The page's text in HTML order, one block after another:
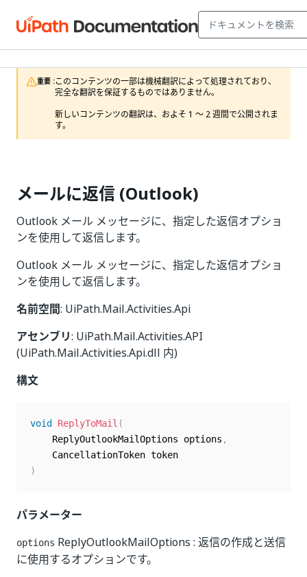
重要 :このコンテンツの一部は機械翻訳によって処理されており、
完全な翻訳を保証するものではありません。
新しいコンテンツの翻訳は、およそ 1 ～ 2 週間で公開されま
す。
メールに返信 (Outlook)
Outlook メール メッセージに、指定した返信オプショ
ンを使用して返信します。
Outlook メール メッセージに、指定した返信オプショ
ンを使用して返信します。
名前空間: UiPath.Mail.Activities.Api
アセンブリ: UiPath.Mail.Activities.API
(UiPath.Mail.Activities.Api.dll 内)
構文
void ReplyToMail (
	ReplyOutlookMailOptions options
,
)
パラメーター
options ReplyOutlookMailOptions : 返信の作成と送信
に使用するオプションです。